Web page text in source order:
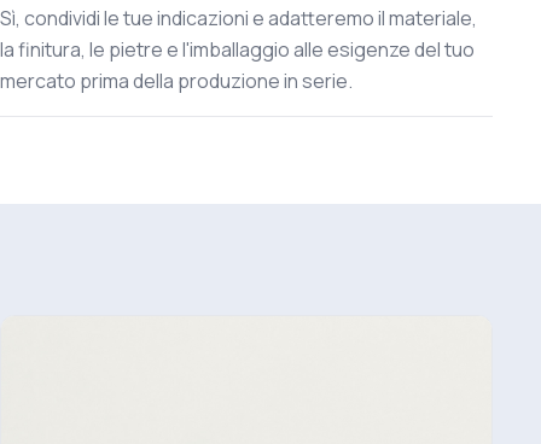
Sì, condividi le tue indicazioni e adatteremo il materiale,
la finitura, le pietre e l'imballaggio alle esigenze del tuo
mercato prima della produzione in serie.